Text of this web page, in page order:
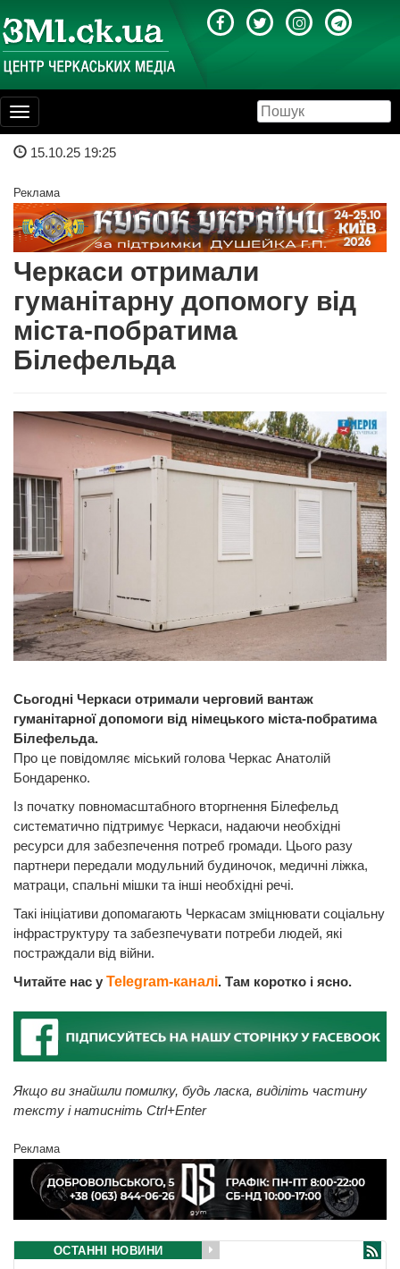
Toggle
navigation
15.10.25 19:25
Реклама
Черкаси отримали
гуманітарну допомогу від
міста-побратима
Білефельда
Сьогодні Черкаси отримали черговий вантаж
гуманітарної допомоги від німецького міста-побратима
Білефельда.
Про це повідомляє міський голова Черкас Анатолій
Бондаренко.
Із початку повномасштабного вторгнення Білефельд
систематично підтримує Черкаси, надаючи необхідні
ресурси для забезпечення потреб громади. Цього разу
партнери передали модульний будиночок, медичні ліжка,
матраци, спальні мішки та інші необхідні речі.
Такі ініціативи допомагають Черкасам зміцнювати соціальну
інфраструктуру та забезпечувати потреби людей, які
постраждали від війни.
Читайте нас у Telegram-каналі. Там коротко і ясно.
Якщо ви знайшли помилку, будь ласка, виділіть частину
тексту і натисніть Ctrl+Enter
Реклама
ОСТАННІ НОВИНИ